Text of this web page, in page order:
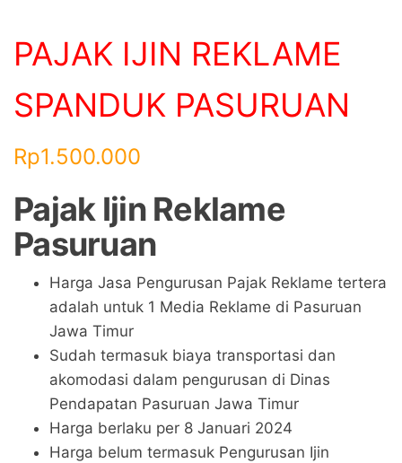
PAJAK IJIN REKLAME
SPANDUK PASURUAN
Rp1.500.000
Pajak Ijin Reklame
Pasuruan
Harga Jasa Pengurusan Pajak Reklame tertera
adalah untuk 1 Media Reklame di Pasuruan
Jawa Timur
Sudah termasuk biaya transportasi dan
akomodasi dalam pengurusan di Dinas
Pendapatan Pasuruan Jawa Timur
Harga berlaku per 8 Januari 2024
Harga belum termasuk Pengurusan Ijin